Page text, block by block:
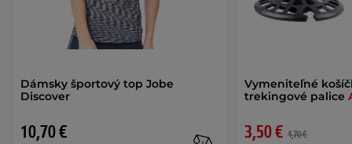
Dámsky športový top Jobe
Discover
10,70 €
Vymeniteľné
trekingové palice
3,50 € 4,70 €